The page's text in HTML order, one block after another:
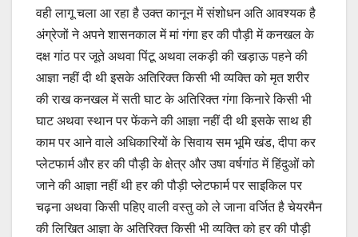
वही लागू चला आ रहा है उक्त कानून में संशोधन अति आवश्यक है
अंग्रेजों ने अपने शासनकाल में मां गंगा हर की पौड़ी में कनखल के
दक्ष गांठ पर जूते अथवा पिंटू अथवा लकड़ी की खड़ाऊ पहने की
आज्ञा नहीं दी थी इसके अतिरिक्त किसी भी व्यक्ति को मृत शरीर
की राख कनखल में सती घाट के अतिरिक्त गंगा किनारे किसी भी
घाट अथवा स्थान पर फेंकने की आज्ञा नहीं दी थी इसके साथ ही
काम पर आने वाले अधिकारियों के सिवाय सम भूमि खंड, दीपा कर
प्लेटफार्म और हर की पौड़ी के क्षेत्र और उषा वर्षगांठ में हिंदुओं को
जाने की आज्ञा नहीं थी हर की पौड़ी प्लेटफार्म पर साइकिल पर
चढ़ना अथवा किसी पहिए वाली वस्तु को ले जाना वर्जित है चेयरमैन
की लिखित आज्ञा के अतिरिक्त किसी भी व्यक्ति को हर की पौड़ी